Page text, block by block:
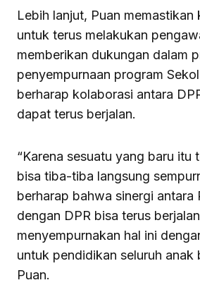
Lebih lanjut, Puan memastikan
untuk terus melakukan
memberikan dukungan dalam
penyempurnaan program
berharap kolaborasi antara
dapat terus berjalan.
“Karena sesuatu yang baru itu
bisa tiba-tiba langsung
berharap bahwa sinergi antara
dengan DPR bisa terus
menyempurnakan hal ini
untuk pendidikan seluruh anak
Puan.